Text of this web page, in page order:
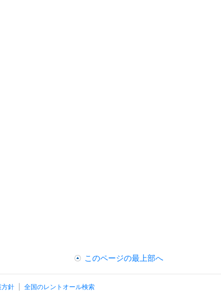
このページの最上部へ
方針 全国のレントオール検索